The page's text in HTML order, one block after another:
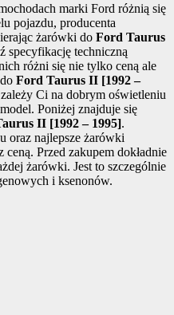
marki Ford różnią się
pojazdu, producenta
żarówki do Ford Taurus
specyfikację techniczną
różni się nie tylko ceną ale
Ford Taurus II [1992 –
Ci na dobrym oświetleniu
Poniżej znajduje się
II [1992 – 1995].
oraz najlepsze żarówki
Przed zakupem dokładnie
żarówki. Jest to szczególnie
i ksenonów.